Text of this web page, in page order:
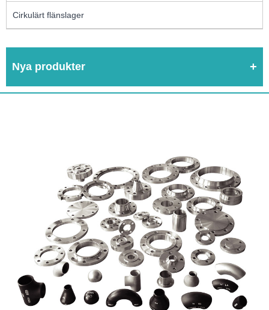
Cirkulärt flänslager
Nya produkter